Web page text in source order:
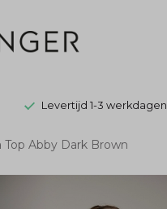
Levertijd 1-3 werkdagen
Top Abby Dark Brown